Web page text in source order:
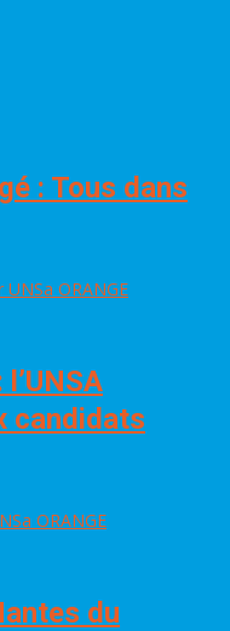
: Tous dans
UNSa ORANGE
candidats
ORANGE
du